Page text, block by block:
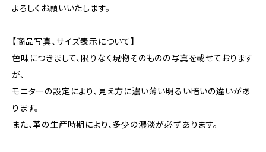
よろしくお願いいたします。
【商品写真、サイズ表示について】
色味につきまして、限りなく現物そのものの写真を載せております
が、
モニターの設定により、見え方に濃い薄い明るい暗いの違いがあ
ります。
また、革の生産時期により、多少の濃淡が必ずあります。